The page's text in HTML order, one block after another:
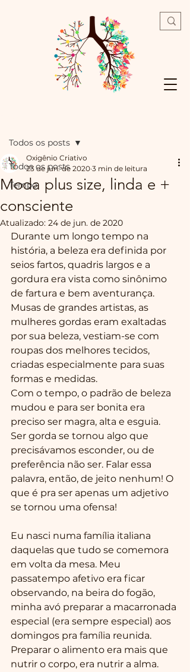
Todos os posts
Tempo
Todos os posts
Moda plus size, linda e +
consciente
Oxigênio Criativo
23 de jun. de 2020 3 min de leitura
Atualizado: 24 de jun. de 2020
Durante um longo tempo na
história, a beleza era definida por
seios fartos, quadris largos e a
gordura era vista como sinônimo
de fartura e bem aventurança.
Musas de grandes artistas, as
mulheres gordas eram exaltadas
por sua beleza, vestiam-se com
roupas dos melhores tecidos,
criadas especialmente para suas
formas e medidas.
Com o tempo, o padrão de beleza
mudou e para ser bonita era
preciso ser magra, alta e esguia.
Ser gorda se tornou algo que
precisávamos esconder, ou de
preferência não ser. Falar essa
palavra, então, de jeito nenhum! O
que é pra ser apenas um adjetivo
se tornou uma ofensa!
Eu nasci numa família italiana
daquelas que tudo se comemora
em volta da mesa. Meu
passatempo afetivo era ficar
observando, na beira do fogão,
minha avó preparar a macarronada
especial (era sempre especial) aos
domingos pra família reunida.
Preparar o alimento era mais que
nutrir o corpo, era nutrir a alma.